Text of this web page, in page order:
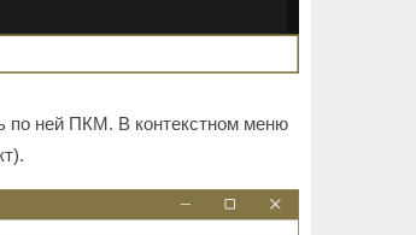
по ней ПКМ. В контекстном меню